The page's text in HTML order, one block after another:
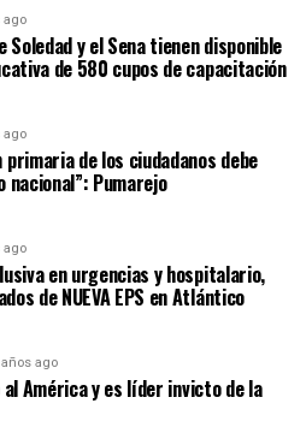
ago
Soledad y el Sena tienen disponible
de 580 cupos de capacitación
ago
de los ciudadanos debe
Pumarejo
ago
en urgencias y hospitalario,
de NUEVA EPS en Atlántico
años ago
América y es líder invicto de la